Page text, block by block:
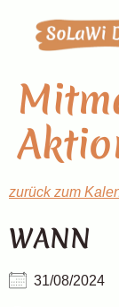
zurück zum
WANN
31/08/2024